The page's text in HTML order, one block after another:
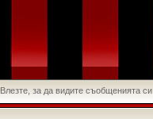
Влезте, за да видите съобщенията си